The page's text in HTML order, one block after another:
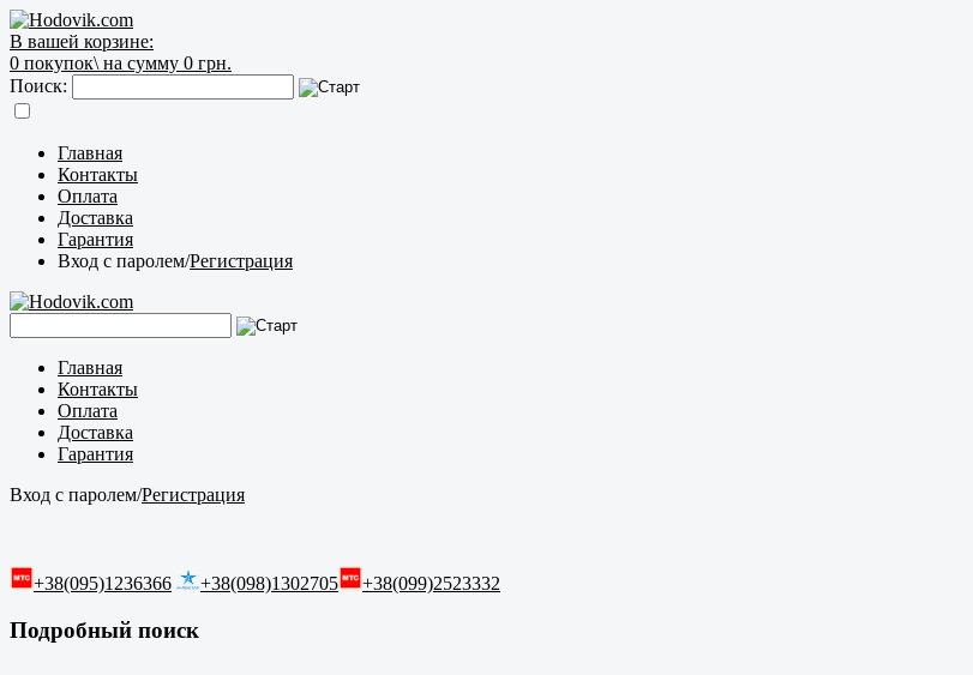
В вашей корзине:
0 покупок\ на сумму 0 грн.
Поиск:
Главная
Контакты
Оплата
Доставка
Гарантия
Вход с паролем/Регистрация
Главная
Контакты
Оплата
Доставка
Гарантия
Вход с паролем/Регистрация
+38(095)1236366 +38(098)1302705 +38(099)2523332
Подробный поиск